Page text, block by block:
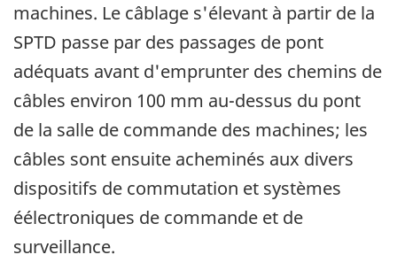
machines. Le câblage s'élevant à partir de la
SPTD passe par des passages de pont
adéquats avant d'emprunter des chemins de
câbles environ 100 mm au-dessus du pont
de la salle de commande des machines; les
câbles sont ensuite acheminés aux divers
dispositifs de commutation et systèmes
éélectroniques de commande et de
surveillance.